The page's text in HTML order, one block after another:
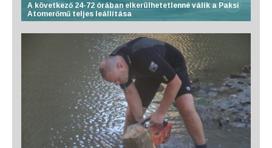
A következő 24-72 órában elkerülhetetlenné válik a Paksi
Atomerőmű teljes leállítása